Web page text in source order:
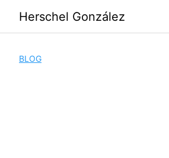
contenido
Herschel González
BLOG